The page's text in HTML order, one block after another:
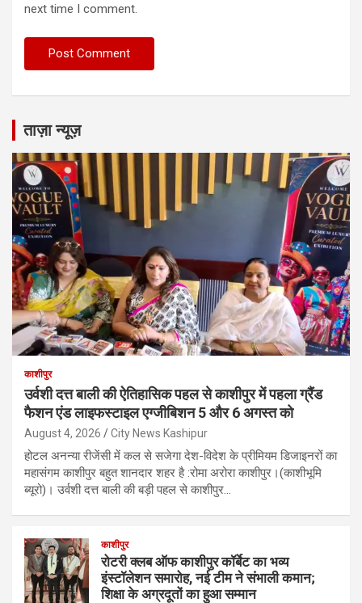
next time I comment.
ताज़ा न्यूज़
काशीपुर
उर्वशी दत्त बाली की ऐतिहासिक पहल से काशीपुर में पहला ग्रैंड
फैशन एंड लाइफस्टाइल एग्जीबिशन 5 और 6 अगस्त को
August 4, 2026 City News Kashipur
होटल अनन्या रीजेंसी में कल से सजेगा देश-विदेश के प्रीमियम डिजाइनरों का
महासंगम काशीपुर बहुत शानदार शहर है :रोमा अरोरा काशीपुर।(काशीभूमि
ब्यूरो)। उर्वशी दत्त बाली की बड़ी पहल से काशीपुर…
काशीपुर
रोटरी क्लब ऑफ काशीपुर कॉर्बेट का भव्य
इंस्टॉलेशन समारोह, नई टीम ने संभाली कमान;
शिक्षा के अग्रदूतों का हुआ सम्मान